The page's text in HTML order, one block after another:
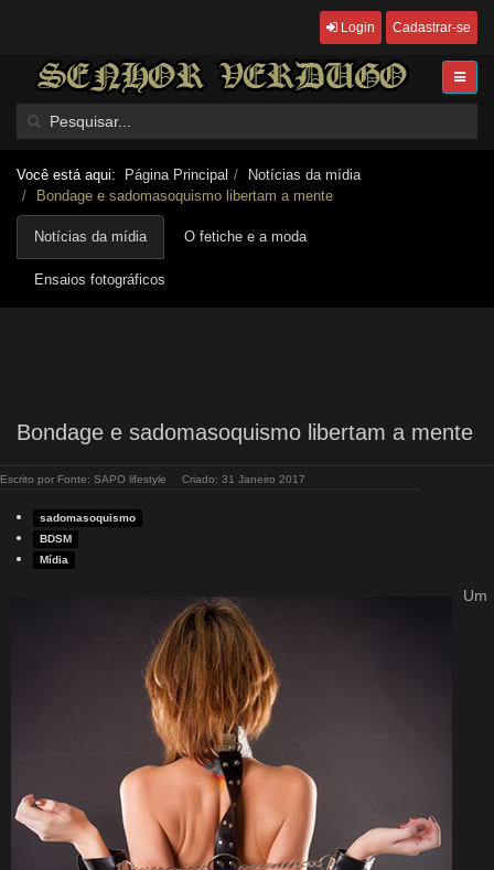
Login Cadastrar-se
Você está aqui: Página Principal
Notícias da mídia
Bondage e sadomasoquismo libertam a mente
Notícias da mídia O fetiche e a moda
Ensaios fotográficos
Bondage e sadomasoquismo libertam a mente
Escrito por Fonte: SAPO lifestyle Criado: 31 Janeiro 2017
sadomasoquismo
BDSM
Mídia
Um